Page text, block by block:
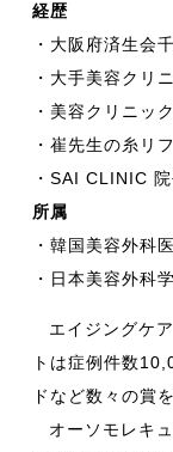
経歴
・大阪府済生会
・大手美容クリ
・美容クリニッ
・崔先生の糸リ
・SAI CLINIC
所属
・韓国美容外科
・日本美容外科
エイジングケ
トは症例件数
ドなど数々の賞
オーソモレキ